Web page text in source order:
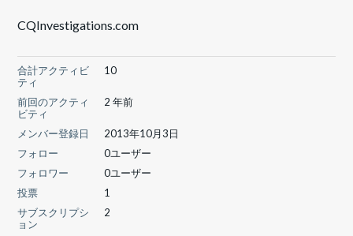
CQInvestigations.com
合計アクティビ
ティ
10
前回のアクティ
ビティ
2 年前
メンバー登録日
2013年10月3日
フォロー
0ユーザー
フォロワー
0ユーザー
投票
1
サブスクリプシ
ョン
2